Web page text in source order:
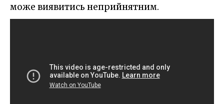
може виявитись неприйнятним.